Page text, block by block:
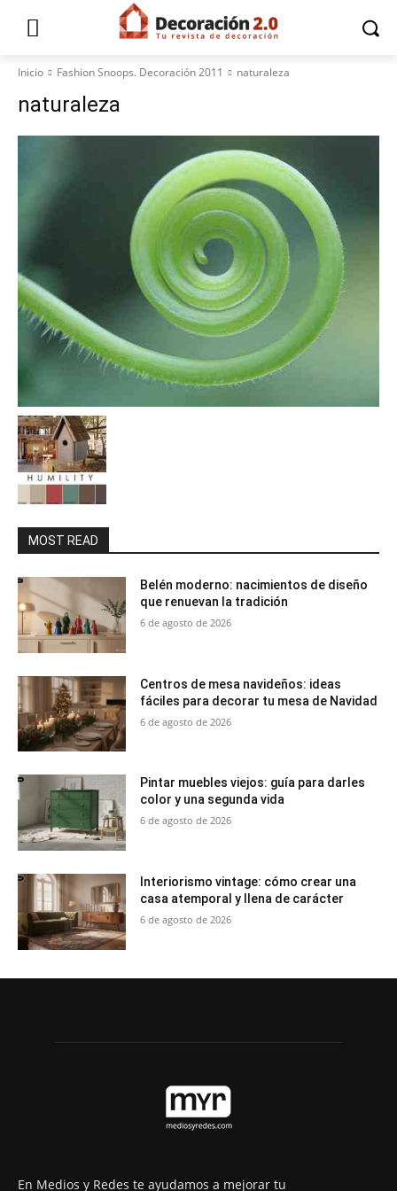
Inicio Fashion Snoops. Decoración 2011 naturaleza
naturaleza
MOST READ
Belén moderno: nacimientos de diseño
que renuevan la tradición
6 de agosto de 2026
Centros de mesa navideños: ideas
fáciles para decorar tu mesa de Navidad
6 de agosto de 2026
Pintar muebles viejos: guía para darles
color y una segunda vida
6 de agosto de 2026
Interiorismo vintage: cómo crear una
casa atemporal y llena de carácter
6 de agosto de 2026
En Medios y Redes te ayudamos a mejorar tu